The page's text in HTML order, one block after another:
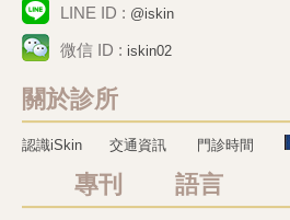
LINE ID : @iskin
微信 ID : iskin02
關於診所
認識iSkin 交通資訊 門診時間
專刊 語言